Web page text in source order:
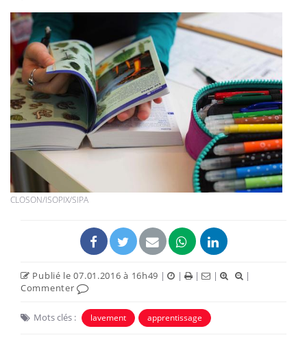
CLOSON/ISOPIX/SIPA
Publié le 07.01.2016 à 16h49 | | | |
|
Commenter
Mots clés : lavement apprentissage